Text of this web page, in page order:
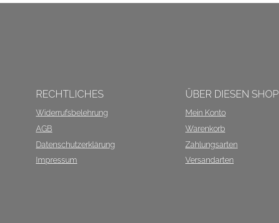
RECHTLICHES
Widerrufsbelehrung
AGB
Datenschutzerklärung
Impressum
ÜBER DIESEN SHOP
Mein Konto
Warenkorb
Zahlungsarten
Versandarten